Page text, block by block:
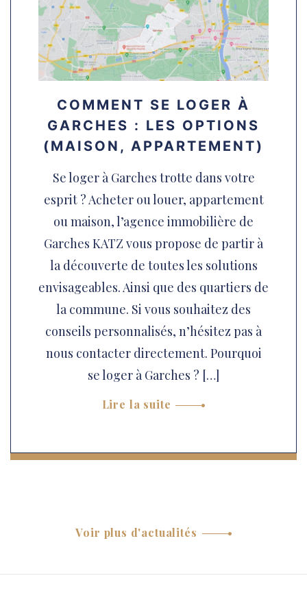
COMMENT SE LOGER À
GARCHES : LES OPTIONS
(MAISON, APPARTEMENT)
Se loger à Garches trotte dans votre
esprit ? Acheter ou louer, appartement
ou maison, l’agence immobilière de
Garches KATZ vous propose de partir à
la découverte de toutes les solutions
envisageables. Ainsi que des quartiers de
la commune. Si vous souhaitez des
conseils personnalisés, n’hésitez pas à
nous contacter directement. Pourquoi
se loger à Garches ? […]
Lire la suite
Voir plus d'actualités